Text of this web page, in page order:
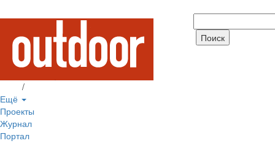
/
Ещё
Проекты
Журнал
Портал